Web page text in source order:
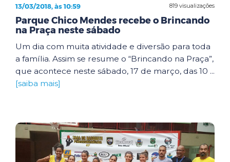
819 visualizações
13/03/2018, às 10:59
Parque Chico Mendes recebe o Brincando
na Praça neste sábado
Um dia com muita atividade e diversão para toda
a família. Assim se resume o “Brincando na Praça”,
que acontece neste sábado, 17 de março, das 10 ...
[saiba mais]